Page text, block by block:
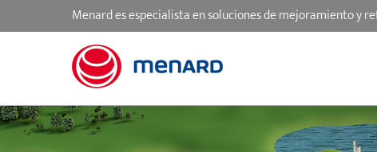
to
Menard es especialista en soluciones de mejoramiento y